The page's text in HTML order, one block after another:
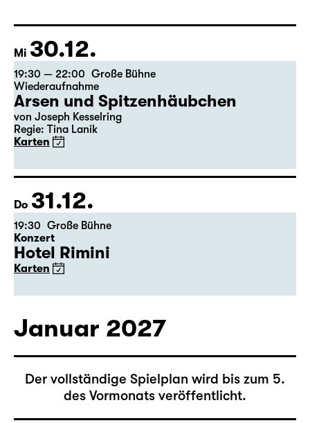
17:15 + 17:30 Einführung im Rangfoyer
Karten
Mi 30.12.
19:30 — 22:00 Große Bühne
Wiederaufnahme
Arsen und Spitzenhäubchen
von Joseph Kesselring
Regie: Tina Lanik
Karten
Do 31.12.
Große Bühne
Karten
Januar 2027